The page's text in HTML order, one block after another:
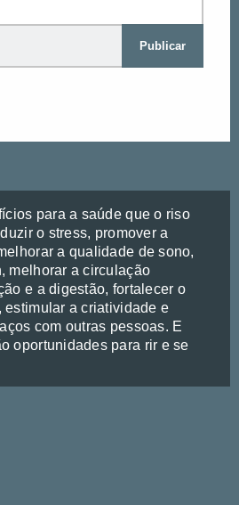
Publicar
para a saúde que o riso
o stress, promover a
a qualidade de sono,
melhorar a circulação
e a digestão, fortalecer o
estimular a criatividade e
com outras pessoas. E
oportunidades para rir e se